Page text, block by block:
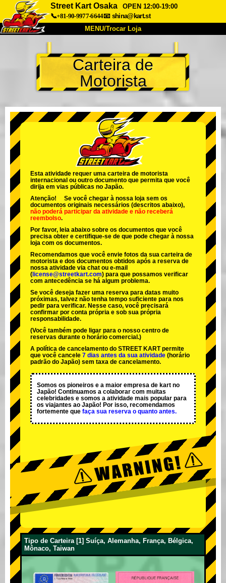
Street Kart Osaka
OPEN 12:00-19:00
📞+81-90-9977-6644📧 shina@kart.st
MENU/Trocar Loja
Sobre Especificações Preços
Acesso Opiniões FAQ
Trocar Loja
Tokyo Akihabara#1
Tokyo Akihabara#2
Tokyo Shibuya Annex Tokyo Bay
Tokyo Asakusa
Okinawa
Carteira de
Motorista
Esta atividade requer uma carteira de motorista
internacional ou outro documento que permita que você
dirija em vias públicas no Japão.
Atenção! Se você chegar à nossa loja sem os
documentos originais necessários (descritos abaixo),
não poderá participar da atividade e não receberá
reembolso.
Por favor, leia abaixo sobre os documentos que você
precisa obter e certifique-se de que pode chegar à nossa
loja com os documentos.
Recomendamos que você envie fotos da sua carteira de
motorista e dos documentos obtidos após a reserva de
nossa atividade via chat ou e-mail
( license@streetkart.com) para que possamos verificar
com antecedência se há algum problema.
Se você deseja fazer uma reserva para datas muito
próximas, talvez não tenha tempo suficiente para nos
pedir para verificar. Nesse caso, você precisará
confirmar por conta própria e sob sua própria
responsabilidade.
(Você também pode ligar para o nosso centro de
reservas durante o horário comercial.)
A política de cancelamento do STREET KART permite
que você cancele 7 dias antes da sua atividade (horário
padrão do Japão) sem taxa de cancelamento.
Somos os pioneiros e a maior empresa de kart no
Japão! Continuamos a colaborar com muitas
celebridades e somos a atividade mais popular para
os viajantes ao Japão! Por isso, recomendamos
fortemente que faça sua reserva o quanto antes.
Tipo de Carteira [1] Suíça, Alemanha, França, Bélgica,
Mônaco, Taiwan